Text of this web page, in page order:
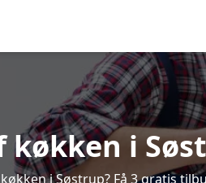
køkken i
i Søstrup? Få 3 gratis